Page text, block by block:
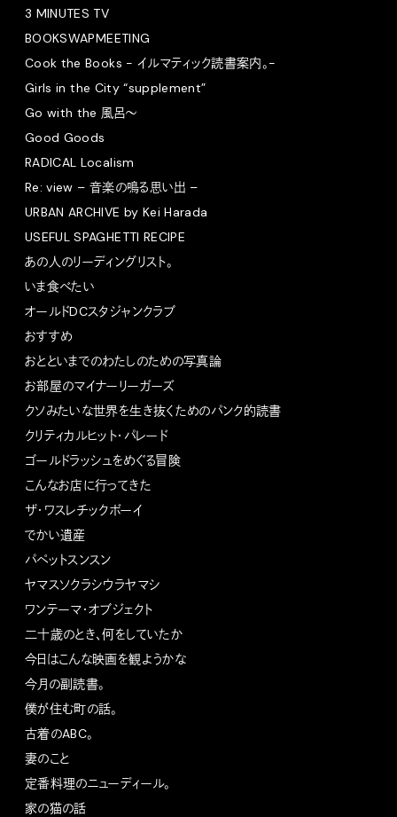
3 MINUTES TV
BOOKSWAPMEETING
Cook the Books - イルマティック読書案内。-
Girls in the City “supplement”
Go with the 風呂〜
Good Goods
RADICAL Localism
Re: view – 音楽の鳴る思い出 –
URBAN ARCHIVE by Kei Harada
USEFUL SPAGHETTI RECIPE
あの人のリーディングリスト。
いま食べたい
オールドDCスタジャンクラブ
おすすめ
おとといまでのわたしのための写真論
お部屋のマイナーリーガーズ
クソみたいな世界を生き抜くためのパンク的読書
クリティカルヒット・パレード
ゴールドラッシュをめぐる冒険
こんなお店に行ってきた
ザ・ワスレチックボーイ
でかい遺産
パペットスンスン
ヤマスソクラシウラヤマシ
ワンテーマ・オブジェクト
二十歳のとき、何をしていたか
今日はこんな映画を観ようかな
今月の副読書。
僕が住む町の話。
古着のABC。
妻のこと
定番料理のニューディール。
家の猫の話